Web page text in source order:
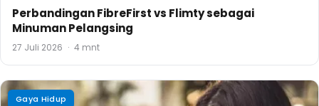
Perbandingan FibreFirst vs Flimty sebagai
Minuman Pelangsing
27 Juli 2026 · 4 mnt
Gaya Hidup